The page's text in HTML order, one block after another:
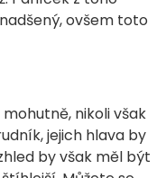
ovšem toto
nikoli však
jejich hlava by
by však měl být